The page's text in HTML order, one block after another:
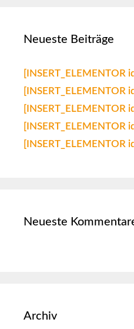
Neueste Beiträge
[INSERT_ELEMENTOR
[INSERT_ELEMENTOR
[INSERT_ELEMENTOR
[INSERT_ELEMENTOR
[INSERT_ELEMENTOR
Neueste
Archiv